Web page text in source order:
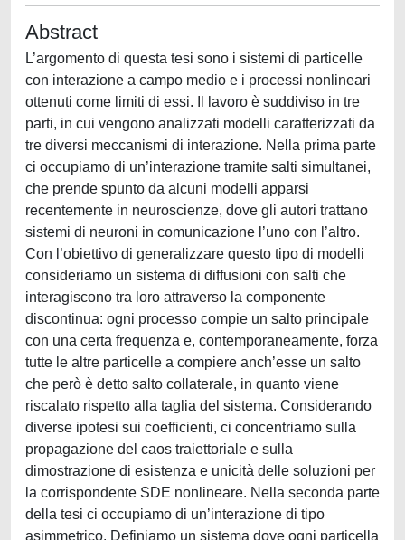
Abstract
L’argomento di questa tesi sono i sistemi di particelle
con interazione a campo medio e i processi nonlineari
ottenuti come limiti di essi. Il lavoro è suddiviso in tre
parti, in cui vengono analizzati modelli caratterizzati da
tre diversi meccanismi di interazione. Nella prima parte
ci occupiamo di un’interazione tramite salti simultanei,
che prende spunto da alcuni modelli apparsi
recentemente in neuroscienze, dove gli autori trattano
sistemi di neuroni in comunicazione l’uno con l’altro.
Con l’obiettivo di generalizzare questo tipo di modelli
consideriamo un sistema di diffusioni con salti che
interagiscono tra loro attraverso la componente
discontinua: ogni processo compie un salto principale
con una certa frequenza e, contemporaneamente, forza
tutte le altre particelle a compiere anch’esse un salto
che però è detto salto collaterale, in quanto viene
riscalato rispetto alla taglia del sistema. Considerando
diverse ipotesi sui coefficienti, ci concentriamo sulla
propagazione del caos traiettoriale e sulla
dimostrazione di esistenza e unicità delle soluzioni per
la corrispondente SDE nonlineare. Nella seconda parte
della tesi ci occupiamo di un’interazione di tipo
asimmetrico. Definiamo un sistema dove ogni particella